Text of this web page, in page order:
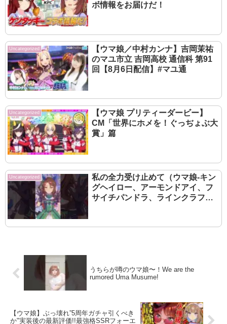
ボ情報をお届けだ！
Uncategorized
【ウマ娘／中村カンナ】吉岡茉祐
のマユ市立 吉岡高校 通信科 第91
回【8月6日配信】#マユ通
Uncategorized
【ウマ娘 プリティーダービー】
CM「世界にホメを！ぐっぢょぶ大
賞」篇
Uncategorized
私の全力受け止めて（ウマ娘-キン
グヘイロー、アーモンドアイ、フ
サイチパンドラ、ラインクラフ
うちらが噂のウマ娘〜！We are the
rumored Uma Musume!
【ウマ娘】ぶっ壊れ”5周年ガチャ引くべき
か"実装後の最新評価!!最強格SSRフォーエ